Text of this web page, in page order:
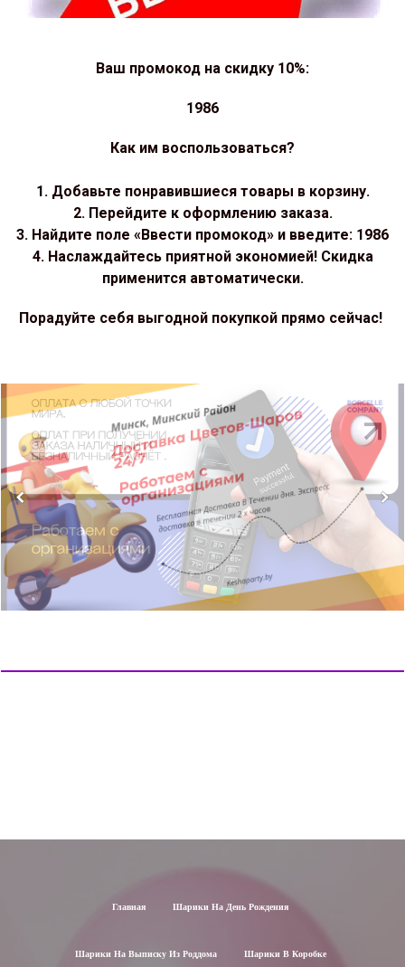
Ваш промокод на скидку 10%:
1986
Как им воспользоваться?
1. Добавьте понравившиеся товары в корзину.
2. Перейдите к оформлению заказа.
3. Найдите поле «Ввести промокод» и введите: 1986
4. Наслаждайтесь приятной экономией! Скидка
применится автоматически.
Порадуйте себя выгодной покупкой прямо сейчас!
Главная Шарики На День Рождения
Шарики На Выписку Из Роддома Шарики В Коробке